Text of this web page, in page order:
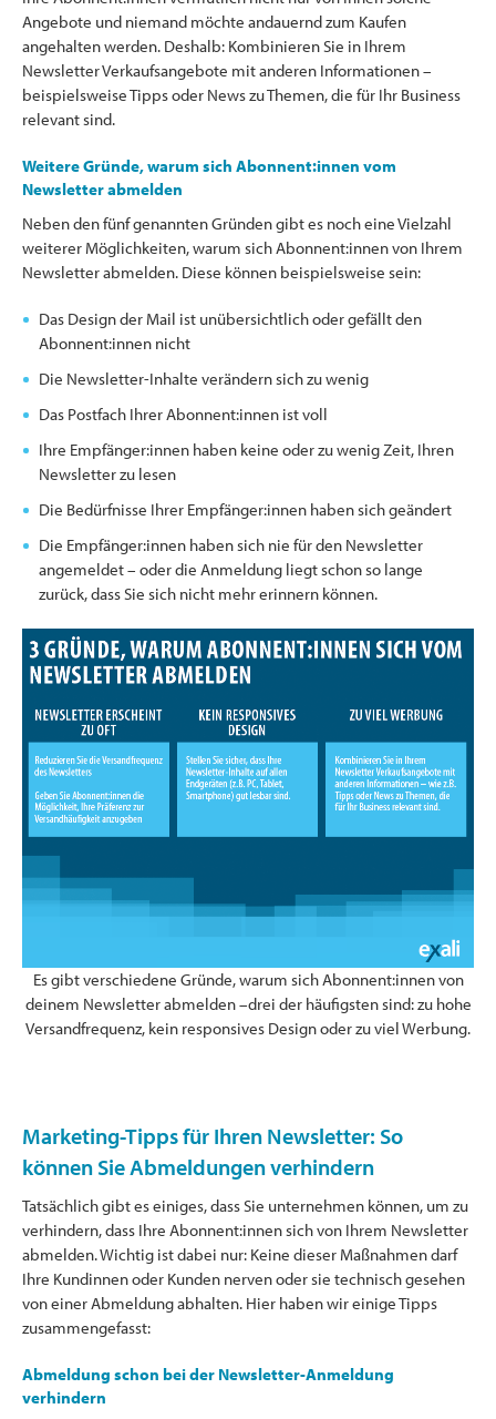
Angebote und niemand möchte andauernd zum Kaufen
angehalten werden. Deshalb: Kombinieren Sie in Ihrem
Newsletter Verkaufsangebote mit anderen Informationen –
beispielsweise Tipps oder News zu Themen, die für Ihr Business
relevant sind.
Weitere Gründe, warum sich Abonnent:innen vom
Newsletter abmelden
Neben den fünf genannten Gründen gibt es noch eine Vielzahl
weiterer Möglichkeiten, warum sich Abonnent:innen von Ihrem
Newsletter abmelden. Diese können beispielsweise sein:
Das Design der Mail ist unübersichtlich oder gefällt den
Abonnent:innen nicht
Die Newsletter-Inhalte verändern sich zu wenig
Das Postfach Ihrer Abonnent:innen ist voll
Ihre Empfänger:innen haben keine oder zu wenig Zeit, Ihren
Newsletter zu lesen
Die Bedürfnisse Ihrer Empfänger:innen haben sich geändert
Die Empfänger:innen haben sich nie für den Newsletter
angemeldet – oder die Anmeldung liegt schon so lange
zurück, dass Sie sich nicht mehr erinnern können.
Es gibt verschiedene Gründe, warum sich Abonnent:innen von
deinem Newsletter abmelden –drei der häufigsten sind: zu hohe
Versandfrequenz, kein responsives Design oder zu viel Werbung.
Marketing-Tipps für Ihren Newsletter: So
können Sie Abmeldungen verhindern
Tatsächlich gibt es einiges, dass Sie unternehmen können, um zu
verhindern, dass Ihre Abonnent:innen sich von Ihrem Newsletter
abmelden. Wichtig ist dabei nur: Keine dieser Maßnahmen darf
Ihre Kundinnen oder Kunden nerven oder sie technisch gesehen
von einer Abmeldung abhalten. Hier haben wir einige Tipps
zusammengefasst:
Abmeldung schon bei der Newsletter-Anmeldung
verhindern